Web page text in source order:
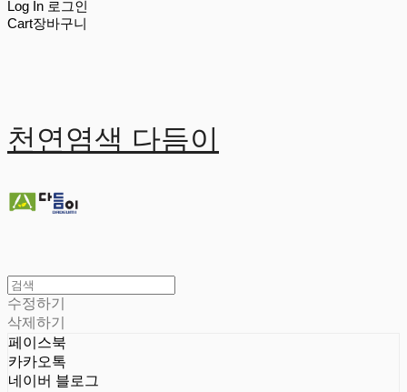
Log In 로그인
Cart장바구니
천연염색 다듬이
수정하기
삭제하기
페이스북
카카오톡
네이버 블로그